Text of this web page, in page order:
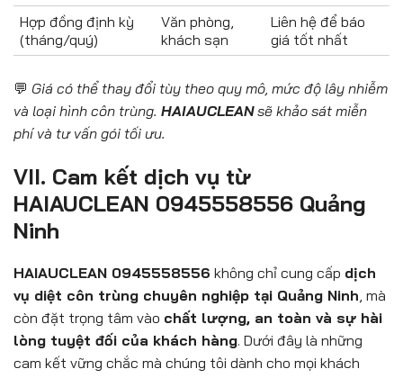
Hợp đồng định kỳ
(tháng/quý)
Văn phòng,
khách sạn
Liên hệ để báo
giá tốt nhất
💬 Giá có thể thay đổi tùy theo quy mô, mức độ lây nhiễm
và loại hình côn trùng. HAIAUCLEANsẽ khảo sát miễn
phí và tư vấn gói tối ưu.
VII. Cam kết dịch vụ từ
HAIAUCLEAN 0945558556 Quảng
Ninh
HAIAUCLEAN 0945558556 không chỉ cung cấp dịch
vụ diệt côn trùng chuyên nghiệp tại Quảng Ninh , mà
còn đặt trọng tâm vào chất lượng, an toàn và sự hài
lòng tuyệt đối của khách hàng. Dưới đây là những
cam kết vững chắc mà chúng tôi dành cho mọi khách